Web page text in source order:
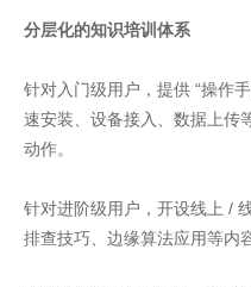
分层化的知识培训体系
针对入门级用户，提供 “操作
速安装、设备接入、数据上传
动作。
针对进阶级用户，开设线上 /
排查技巧、边缘算法应用等内